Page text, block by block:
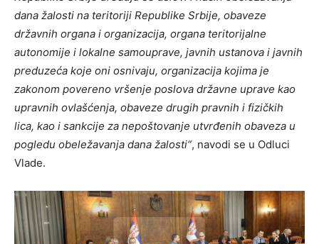
dana žalosti na teritoriji Republike Srbije, obaveze
državnih organa i organizacija, organa teritorijalne
autonomije i lokalne samouprave, javnih ustanova i javnih
preduzeća koje oni osnivaju, organizacija kojima je
zakonom povereno vršenje poslova državne uprave kao
upravnih ovlašćenja, obaveze drugih pravnih i fizičkih
lica, kao i sankcije za nepoštovanje utvrđenih obaveza u
pogledu obeležavanja dana žalosti“, navodi se u Odluci
Vlade.